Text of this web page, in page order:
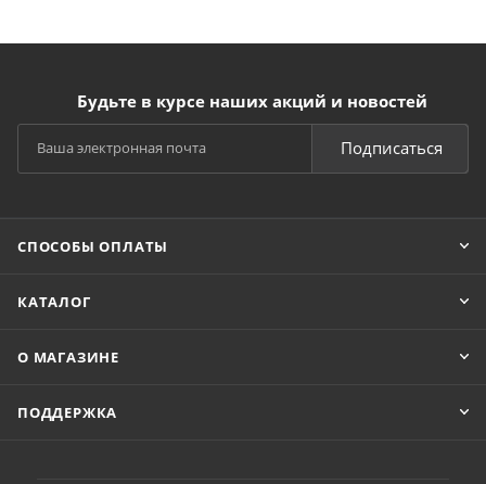
Будьте в курсе наших акций и новостей
Подписаться
СПОСОБЫ ОПЛАТЫ
КАТАЛОГ
О МАГАЗИНЕ
ПОДДЕРЖКА